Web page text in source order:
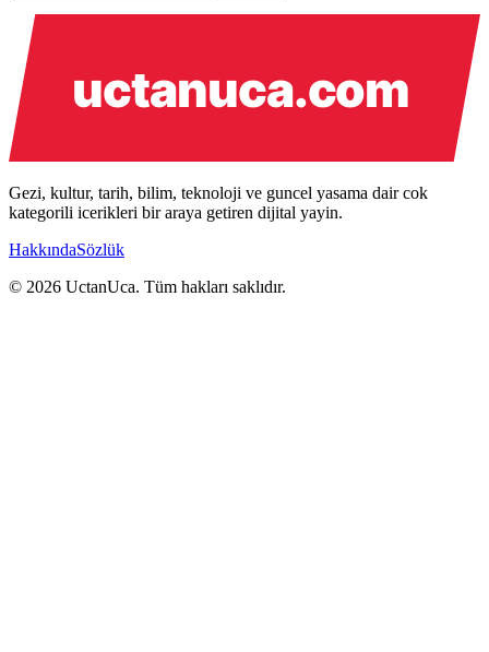
Gezi, kultur, tarih, bilim, teknoloji ve guncel yasama dair cok
kategorili icerikleri bir araya getiren dijital yayin.
HakkındaSözlük
© 2026 UctanUca. Tüm hakları saklıdır.